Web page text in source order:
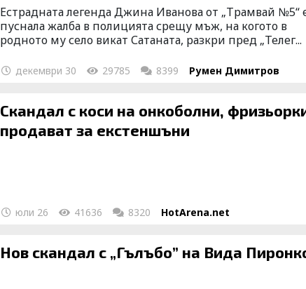
Естрадната легенда Джина Иванова от „Трамвай №5“
пуснала жалба в полицията срещу мъж, на когото в
родното му село викат Сатаната, разкри пред „Телег...
декември 30 29785 8399 Румен Димитров
Скандал с коси на онкоболни,
продават за екстеншъни
юли 26 41636 8320 HotArena.net
Нов скандал с „Гълъбо” на Вида